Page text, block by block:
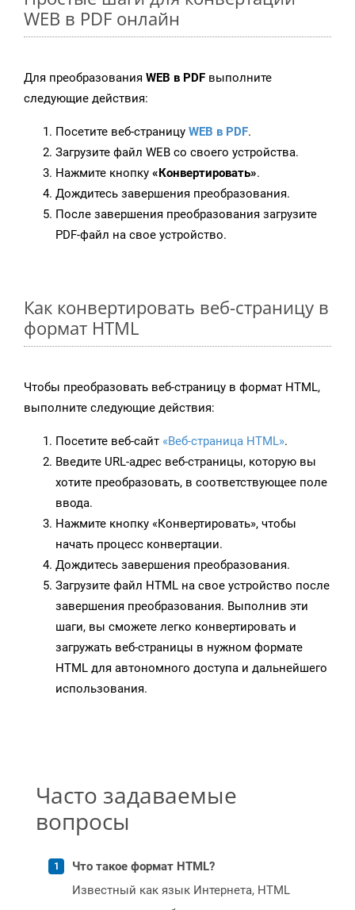
WEB в PDF онлайн
Для преобразования WEB в PDF выполните
следующие действия:
Посетите веб-страницу WEB в PDF.
Загрузите файл WEB со своего устройства.
Нажмите кнопку «Конвертировать».
Дождитесь завершения преобразования.
После завершения преобразования загрузите
PDF-файл на свое устройство.
Как конвертировать веб-страницу в
формат HTML
Чтобы преобразовать веб-страницу в формат HTML,
выполните следующие действия:
Посетите веб-сайт «Веб-страница HTML».
Введите URL-адрес веб-страницы, которую вы
хотите преобразовать, в соответствующее поле
ввода.
Нажмите кнопку «Конвертировать», чтобы
начать процесс конвертации.
Дождитесь завершения преобразования.
Загрузите файл HTML на свое устройство после
завершения преобразования. Выполнив эти
шаги, вы сможете легко конвертировать и
загружать веб-страницы в нужном формате
HTML для автономного доступа и дальнейшего
использования.
Часто задаваемые
вопросы
Что такое формат HTML?
Известный как язык Интернета, HTML